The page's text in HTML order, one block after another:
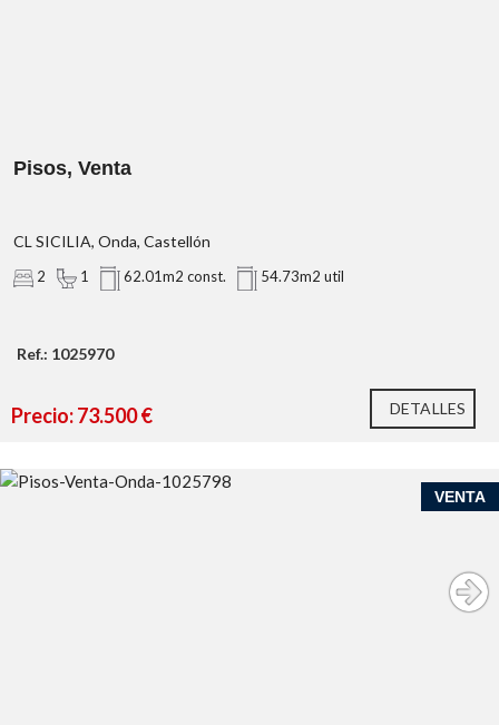
Pisos, Venta
CL SICILIA, Onda, Castellón
2 1 62.01m2 const. 54.73m2 util
Ref.: 1025970
Precio: 73.500 € DETALLES
VENTA